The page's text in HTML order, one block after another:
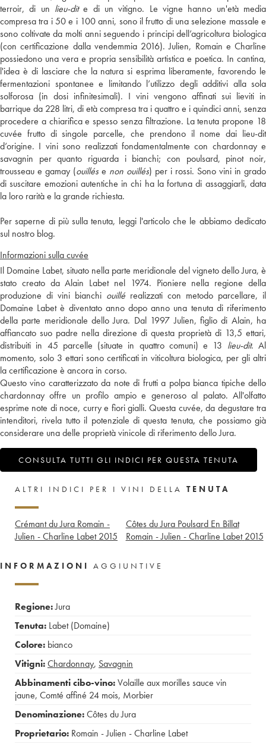
terroir, di un lieu-dite di un vitigno. Le vigne hanno un'età media
compresa tra i 50 e i 100 anni, sono il frutto di una selezione massale e
sono coltivate da molti anni seguendo i principi dell’agricoltura biologica
(con certificazione dalla vendemmia 2016). Julien, Romain e Charline
possiedono una vera e propria sensibilità artistica e poetica. In cantina,
l'idea è di lasciare che la natura si esprima liberamente, favorendo le
fermentazioni spontanee e limitando l’utilizzo degli additivi alla sola
solforosa (in dosi infinitesimali). I vini vengono affinati sui lieviti in
barrique da 228 litri, di età compresa tra i quattro e i quindici anni, senza
procedere a chiarifica e spesso senza filtrazione. La tenuta propone 18
cuvée frutto di singole parcelle, che prendono il nome dai lieu-dit
d’origine. I vini sono realizzati fondamentalmente con chardonnay e
savagnin per quanto riguarda i bianchi; con poulsard, pinot noir,
trousseau e gamay (ouillés e non ouillés) per i rossi. Sono vini in grado
di suscitare emozioni autentiche in chi ha la fortuna di assaggiarli, data
la loro rarità e la grande richiesta.
Per saperne di più sulla tenuta, leggi l'articolo che le abbiamo dedicato
sul nostro blog.
Informazioni sulla cuvée
Il Domaine Labet, situato nella parte meridionale del vigneto dello Jura, è
stato creato da Alain Labet nel 1974. Pioniere nella regione della
produzione di vini bianchi ouillé realizzati con metodo parcellare, il
Domaine Labet è diventato anno dopo anno una tenuta di riferimento
della parte meridionale dello Jura. Dal 1997 Julien, figlio di Alain, ha
affiancato suo padre nella direzione di questa proprietà di 13,5 ettari,
distribuiti in 45 parcelle (situate in quattro comuni) e 13 lieu-dit. Al
momento, solo 3 ettari sono certificati in viticoltura biologica, per gli altri
la certificazione è ancora in corso.
Questo vino caratterizzato da note di frutti a polpa bianca tipiche dello
chardonnay offre un profilo ampio e generoso al palato. All'olfatto
esprime note di noce, curry e fiori gialli. Questa cuvée, da degustare tra
intenditori, rivela tutto il potenziale di questa tenuta, che possiamo già
considerare una delle proprietà vinicole di riferimento dello Jura.
CONSULTA TUTTI GLI INDICI PER QUESTA TENUTA
ALTRI INDICI PER I VINI DELLA TENUTA
Crémant du Jura Romain -
Julien - Charline Labet 2015
Côtes du Jura Poulsard En Billat
Romain - Julien - Charline Labet 2015
INFORMAZIONI AGGIUNTIVE
Regione:Jura
Tenuta: Labet (Domaine)
Colore: bianco
Vitigni:Chardonnay, Savagnin
Abbinamenti cibo-vino:Volaille aux morilles sauce vin
jaune, Comté affiné 24 mois, Morbier
Denominazione:Côtes du Jura
Proprietario: Romain - Julien - Charline Labet